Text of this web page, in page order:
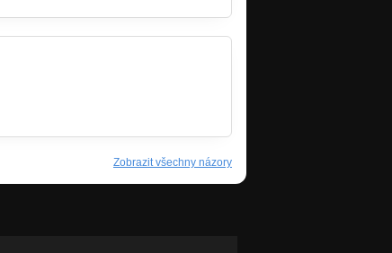
Zobrazit všechny názory